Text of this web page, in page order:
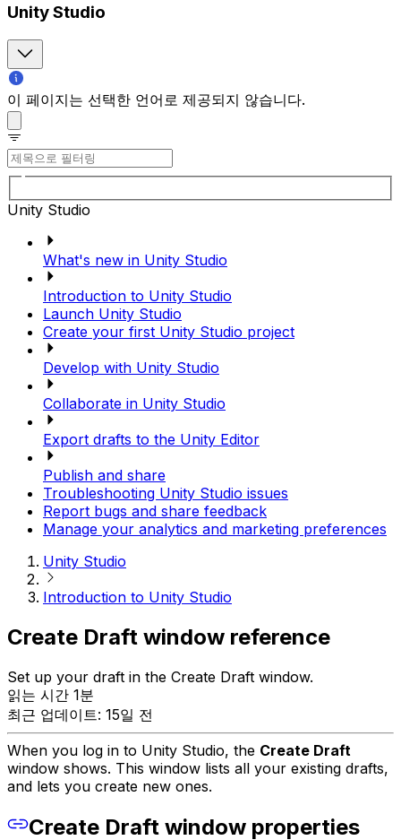
Unity Studio
이 페이지는 선택한 언어로 제공되지 않습니다.
Unity Studio
What's new in Unity Studio
Introduction to Unity Studio
Launch Unity Studio
Create your first Unity Studio project
Develop with Unity Studio
Collaborate in Unity Studio
Export drafts to the Unity Editor
Publish and share
Troubleshooting Unity Studio issues
Report bugs and share feedback
Manage your analytics and marketing preferences
Unity Studio
Introduction to Unity Studio
Create Draft window reference
Set up your draft in the Create Draft window.
읽는 시간 1분
최근 업데이트: 15일 전
When you log in to Unity Studio, the Create Draft
window shows. This window lists all your existing drafts,
and lets you create new ones.
Create Draft window properties